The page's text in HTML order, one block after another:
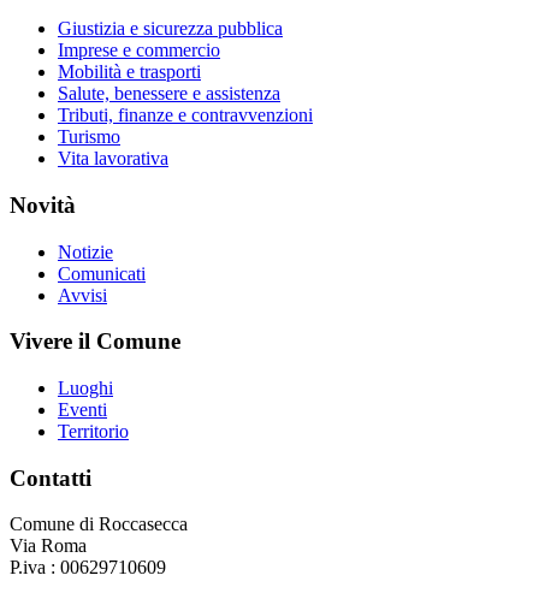
Giustizia e sicurezza pubblica
Imprese e commercio
Mobilità e trasporti
Salute, benessere e assistenza
Tributi, finanze e contravvenzioni
Turismo
Vita lavorativa
Novità
Notizie
Comunicati
Avvisi
Vivere il Comune
Luoghi
Eventi
Territorio
Contatti
Comune di Roccasecca
Via Roma
P.iva : 00629710609